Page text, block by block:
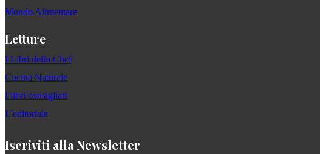
Mondo Alimentare
Letture
I Libri dello Chef
Cucina Naturale
I libri consigliati
L'editoriale
Iscriviti alla Newsletter